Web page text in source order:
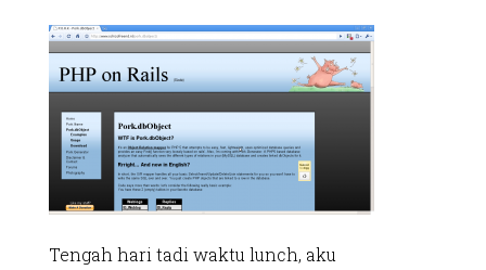
Tengah hari tadi waktu lunch, aku